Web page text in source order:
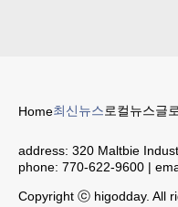
Home최신뉴스로컬뉴스글
address: 320 Maltbie
phone: 770-622-9600 |
Copyright ⓒ higodday. All